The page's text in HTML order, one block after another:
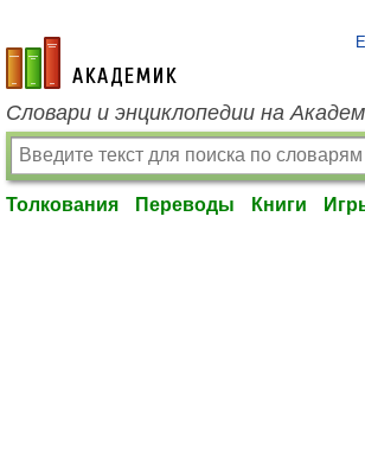
academic.ru
Словари и энциклопедии на
Толкования Переводы Книги